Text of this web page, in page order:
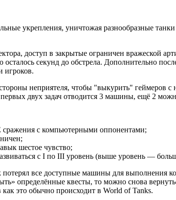
укрепления, уничтожая разнообразные
доступ в закрытые ограничен вражеской
осталось секунд до обстрела. Дополнительно
игроков.
неприятеля, чтобы "выкурить" геймеров
двух задач отводится 3 машины, ещё 2
сражения с компьютерными оппонентами;
шестое чувство;
с I по III уровень (выше уровень —
все доступные машины для выполнения
определённые квесты, то можно снова
это обычно происходит в World of Tanks.